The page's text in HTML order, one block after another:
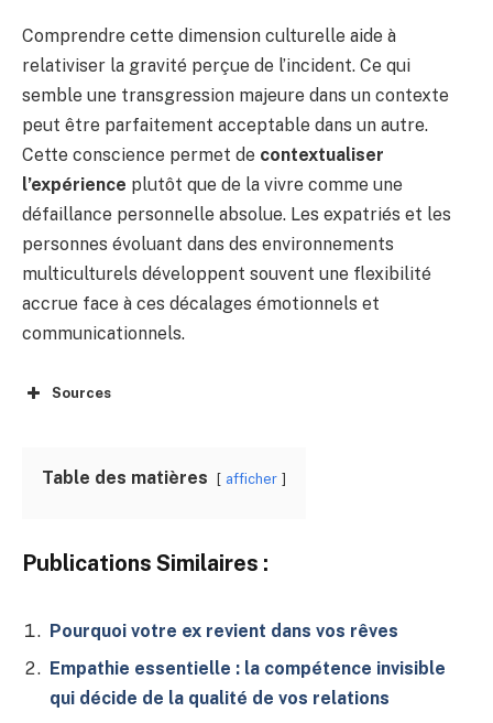
Comprendre cette dimension culturelle aide à
relativiser la gravité perçue de l’incident. Ce qui
semble une transgression majeure dans un contexte
peut être parfaitement acceptable dans un autre.
Cette conscience permet de contextualiser
l’expérience plutôt que de la vivre comme une
défaillance personnelle absolue. Les expatriés et les
personnes évoluant dans des environnements
multiculturels développent souvent une flexibilité
accrue face à ces décalages émotionnels et
communicationnels.
Sources
Table des matières afficher
Publications Similaires :
Pourquoi votre ex revient dans vos rêves
Empathie essentielle : la compétence invisible
qui décide de la qualité de vos relations